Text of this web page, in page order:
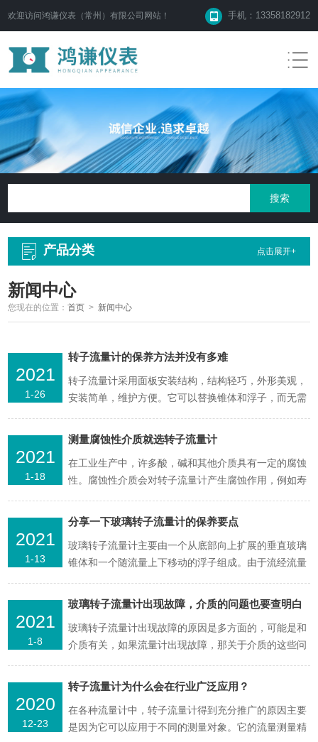
欢迎访问鸿谦仪表（常州）有限公司网站！ 手机：13358182912
产品分类 点击展开+
新闻中心
您现在的位置：首页 > 新闻中心
2021
1-26
转子流量计的保养方法并没有多难
转子流量计采用面板安装结构，结构轻巧，外形美观，
安装简单，维护方便。它可以替换锥体和浮子，而无需
中。主要用于化工，石油，轻工，医药，化肥，化纤，
食品，染料，环保和科学研究等各个部门，以测量单相
非...
2021
1-18
测量腐蚀性介质就选转子流量计
在工业生产中，许多酸，碱和其他介质具有一定的腐蚀
性。腐蚀性介质会对转子流量计产生腐蚀作用，例如寿
致：如果未及时发现或处理腐蚀性介质的泄漏，则已成
为安全隐患，并且必须注意。介质对流动表面的润湿部
分...
2021
1-13
分享一下玻璃转子流量计的保养要点
玻璃转子流量计主要由一个从底部向上扩展的垂直玻璃
锥体和一个随流量上下移动的浮子组成。由于流经流量
间存在一定的功能关系，因此浮子的高度位置可以用作
流量测量指示。因此，特别适用于测量单相非脉动流
体...
2021
1-8
玻璃转子流量计出现故障，介质的问题也要查明白
玻璃转子流量计出现故障的原因是多方面的，可能是和
介质有关，如果流量计出现故障，那关于介质的这些问
会出现介质不满管现象，这种现象可以看作是含有气泡
想...
2020
12-23
转子流量计为什么会在行业广泛应用？
在各种流量计中，转子流量计得到充分推广的原因主要
是因为它可以应用于不同的测量对象。它的流量测量精